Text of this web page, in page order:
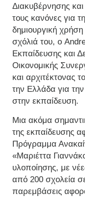
Διακυβέρνησης
τους κανόνες για
δημιουργική
σχόλιά του, ο
Εκπαίδευσης και
Οικονομικής
και αρχιτέκτονας
την Ελλάδα για
στην εκπαίδευση.
Μια ακόμα
της εκπαίδευσης
Πρόγραμμα
«Μαριέττα
υλοποίησης, με
από 200 σχολεία
παρεμβάσεις